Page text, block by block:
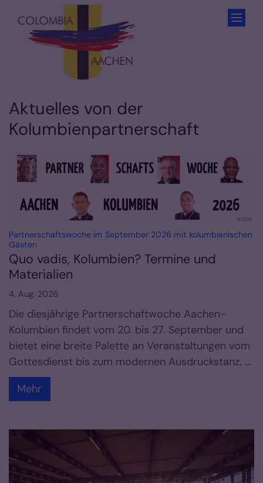
Zum Inhalt springen
Aktuelles von der
Kolumbienpartnerschaft
© CEC
Partnerschaftswoche im September 2026 mit kolumbianischen
Gästen
Quo vadis, Kolumbien? Termine und
Materialien
4. Aug. 2026
Die diesjährige Partnerschaftwoche Aachen-
Kolumbien findet vom 20. bis 27. September und
bietet eine breite Palette an Veranstaltungen vom
Gottesdienst bis zum modernen Ausdruckstanz. ...
Mehr